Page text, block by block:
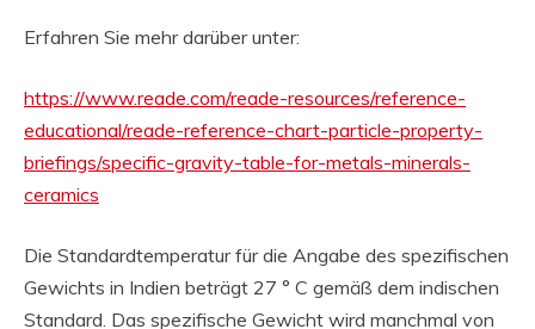
Erfahren Sie mehr darüber unter:
https://www.reade.com/reade-resources/reference-
educational/reade-reference-chart-particle-property-
briefings/specific-gravity-table-for-metals-minerals-
ceramics
Die Standardtemperatur für die Angabe des spezifischen
Gewichts in Indien beträgt 27 ° C gemäß dem indischen
Standard. Das spezifische Gewicht wird manchmal von